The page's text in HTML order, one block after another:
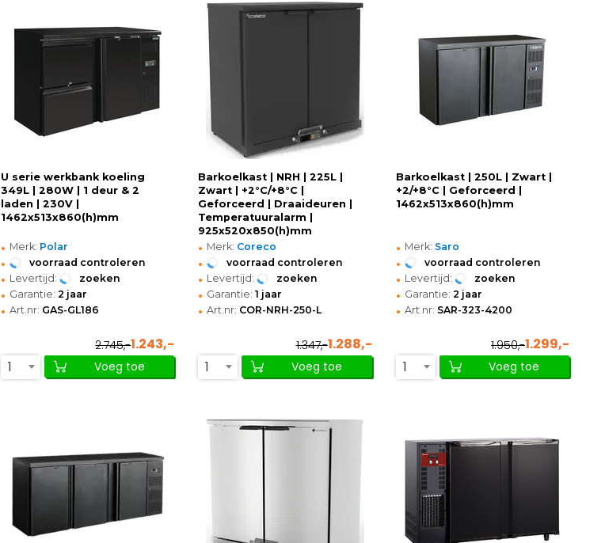
U serie werkbank koeling
349L | 280W | 1 deur & 2
laden | 230V |
1462x513x860(h)mm
• Merk: Polar
• voorraad controleren
• Levertijd: zoeken
• Garantie: 2 jaar
• Art.nr: GAS-GL186
2.745,-1.243,-
1
Voeg toe
Barkoelkast | NRH | 225L |
Zwart | +2°C/+8°C |
Geforceerd | Draaideuren |
Temperatuuralarm |
925x520x850(h)mm
• Merk: Coreco
• voorraad controleren
• Levertijd: zoeken
• Garantie: 1 jaar
• Art.nr: COR-NRH-250-L
1.347,-1.288,-
1
Voeg toe
Barkoelkast | 250L | Zwart |
+2/+8°C | Geforceerd |
1462x513x860(h)mm
• Merk: Saro
• voorraad controleren
• Levertijd: zoeken
• Garantie: 2 jaar
• Art.nr: SAR-323-4200
1.950,-1.299,-
1
Voeg toe